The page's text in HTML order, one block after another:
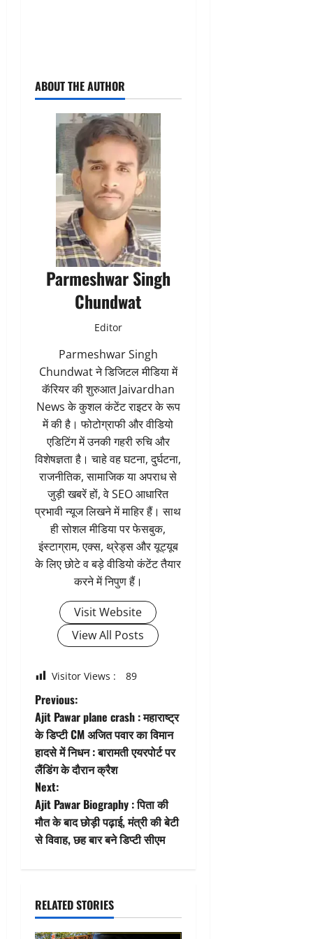
ABOUT THE AUTHOR
Parmeshwar Singh
Chundwat
Editor
Parmeshwar Singh
Chundwat ने डिजिटल मीडिया में
कॅरियर की शुरुआत Jaivardhan
News के कुशल कंटेंट राइटर के रूप
में की है। फोटोग्राफी और वीडियो
एडिटिंग में उनकी गहरी रुचि और
विशेषज्ञता है। चाहे वह घटना, दुर्घटना,
राजनीतिक, सामाजिक या अपराध से
जुड़ी खबरें हों, वे SEO आधारित
प्रभावी न्यूज लिखने में माहिर हैं। साथ
ही सोशल मीडिया पर फेसबुक,
इंस्टाग्राम, एक्स, थ्रेड्स और यूट्यूब
के लिए छोटे व बड़े वीडियो कंटेंट तैयार
करने में निपुण हैं।
Visit Website
View All Posts
Visitor Views : 89
P
o
s
t
n
a
i
Previous:
Ajit Pawar plane crash : महाराष्ट्र
के डिप्टी CM अजित पवार का विमान
हादसे में निधन : बारामती एयरपोर्ट पर
लैंडिंग के दौरान क्रैश
Next:
Ajit Pawar Biography : पिता की
मौत के बाद छोड़ी पढ़ाई, मंत्री की बेटी
से विवाह, छह बार बने डिप्टी सीएम
RELATED STORIES